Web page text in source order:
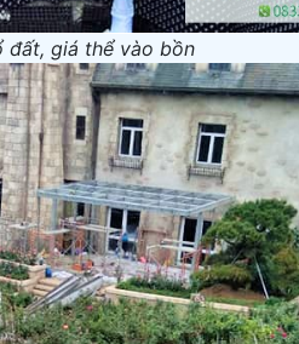
đất, giá thể vào bồn